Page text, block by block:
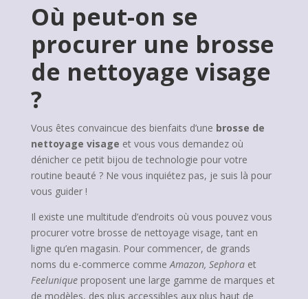
Où peut-on se
procurer une brosse
de nettoyage visage
?
Vous êtes convaincue des bienfaits d’une brosse de
nettoyage visage et vous vous demandez où
dénicher ce petit bijou de technologie pour votre
routine beauté ? Ne vous inquiétez pas, je suis là pour
vous guider !
Il existe une multitude d’endroits où vous pouvez vous
procurer votre brosse de nettoyage visage, tant en
ligne qu’en magasin. Pour commencer, de grands
noms du e-commerce commeAmazon, Sephoraet
Feeluniqueproposent une large gamme de marques et
de modèles, des plus accessibles aux plus haut de